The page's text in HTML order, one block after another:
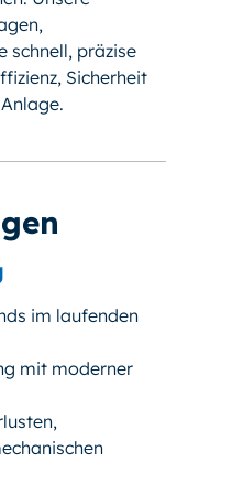
schnell, präzise
Sicherheit
im laufenden
mit moderner